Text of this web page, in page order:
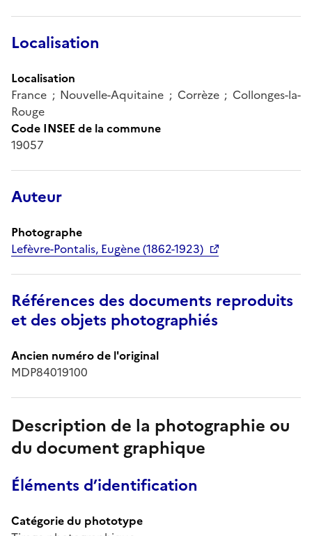
Localisation
Localisation
France ; Nouvelle-Aquitaine ; Corrèze ; Collonges-la-
Rouge
Code INSEE de la commune
19057
Auteur
Photographe
Lefèvre-Pontalis, Eugène (1862-1923)
Références des documents reproduits
et des objets photographiés
Ancien numéro de l'original
MDP84019100
Description de la photographie ou
du document graphique
Éléments d’identification
Catégorie du phototype